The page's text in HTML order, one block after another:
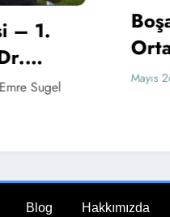
1.
Sugel
Mayıs
Blog Hakkımızda